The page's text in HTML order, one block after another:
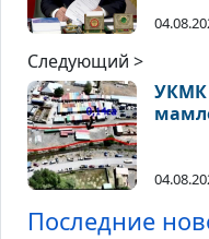
Следующий >
УКМК
Последние